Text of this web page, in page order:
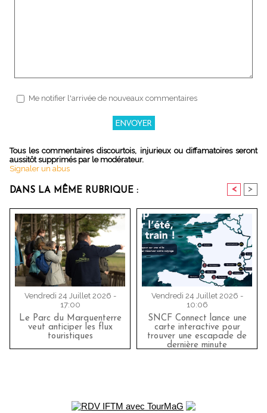
Me notifier l'arrivée de nouveaux commentaires
Tous les commentaires discourtois, injurieux ou diffamatoires seront
aussitôt supprimés par le modérateur.
Signaler un abus
DANS LA MÊME RUBRIQUE : < >
Vendredi 24 Juillet 2026 -
17:00
Le Parc du Marquenterre
veut anticiper les flux
touristiques
Vendredi 24 Juillet 2026 -
10:06
SNCF Connect lance une
carte interactive pour
trouver une escapade de
dernière minute